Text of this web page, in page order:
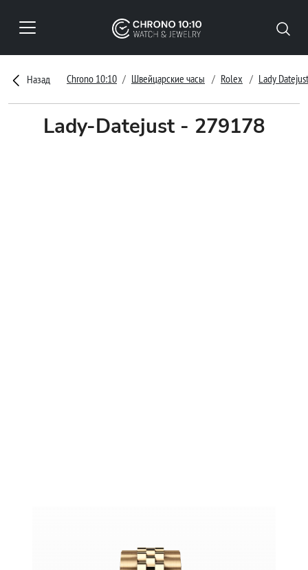
Назад Chrono 10:10 Швейцарские часы Rolex Lady Datejust
Lady-Datejust - 279178